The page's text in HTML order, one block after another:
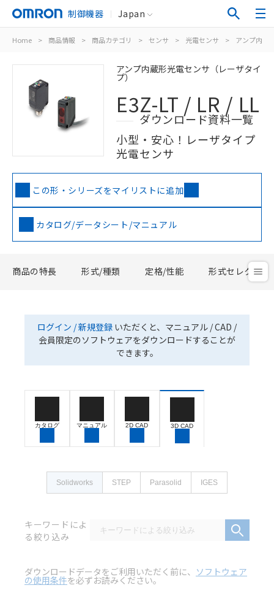
制御機器 Japan
Home > 商品情報 > 商品カテゴリ > センサ > 光電センサ > アンプ内蔵
アンプ内蔵形光電センサ（レーザタイ
プ）
E3Z-LT / LR / LL
ダウンロード資料一覧
小型・安心！レーザタイプ
光電センサ
この形・シリーズをマイリストに追加
カタログ/データシート/マニュアル
商品の特長 形式/種類 定格/性能 形式セレクタ
ログイン / 新規登録 いただくと、マニュアル / CAD /
会員限定のソフトウェアをダウンロードすることが
できます。
カタログ マニュアル 2D CAD 3D CAD
Solidworks STEP Parasolid IGES
キーワードによ
る絞り込み
ダウンロードデータをご利用いただく前に、 ソフトウェア
の使用条件を必ずお読みください。